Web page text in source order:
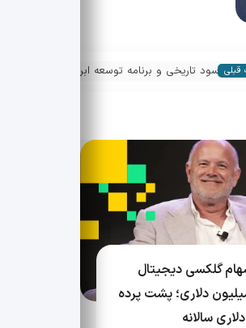
سهام گلکسی دیجیتال
از زیان 482 میلیون دلاری؛ پشت پرده